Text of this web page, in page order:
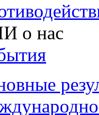
о нас